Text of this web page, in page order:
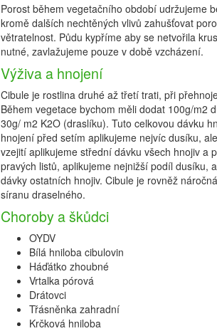
Porost během vegetačního období udržujeme
kromě dalších nechtěných vlivů zahušťovat
větratelnost. Půdu kypříme aby se netvořila
nutné, zavlažujeme pouze v době vzcházení.
Výživa a hnojení
Cibule je rostlina druhé až třetí trati, při
Během vegetace bychom měli dodat 100g/m2
30g/ m2 K2O (draslíku). Tuto celkovou dávku
hnojení před setím aplikujeme nejvíc dusíku,
vzejití aplikujeme střední dávku všech hnojiv a
pravých listů, aplikujeme nejnižší podíl dusíku,
dávky ostatních hnojiv. Cibule je rovněž
síranu draselného.
Choroby a škůdci
OYDV
Bílá hniloba cibulovin
Háďátko zhoubné
Vrtalka pórová
Drátovci
Třásněnka zahradní
Krčková hniloba